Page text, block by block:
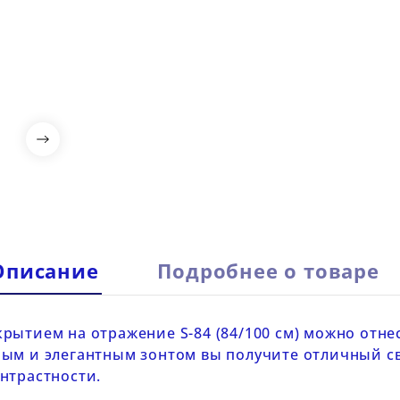
Подробнее о товаре
на отражение S-84 (84/100 см) можно
и элегантным зонтом вы получите отличный